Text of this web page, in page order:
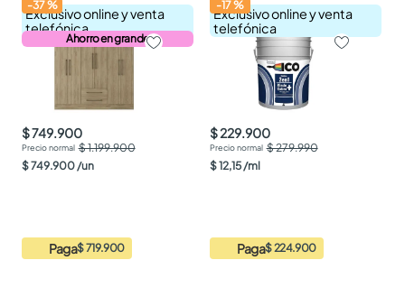
Exclusivo online y venta
telefónica
Ahorro en grande
-37%
$ 749.900
$ 1.199.900
$749.900 /un
Paga$ 719.900
Exclusivo online y venta
telefónica
-17%
$ 229.900
$ 279.990
$12,15 /ml
Paga$ 224.900